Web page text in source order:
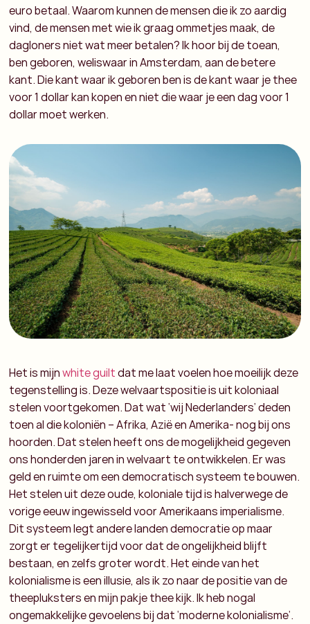
euro betaal. Waarom kunnen de mensen die ik zo aardig
vind, de mensen met wie ik graag ommetjes maak, de
dagloners niet wat meer betalen? Ik hoor bij de toean,
ben geboren, weliswaar in Amsterdam, aan de betere
kant. Die kant waar ik geboren ben is de kant waar je thee
voor 1 dollar kan kopen en niet die waar je een dag voor 1
dollar moet werken.
Het is mijnwhite guiltdat me laat voelen hoe moeilijk deze
tegenstelling is. Deze welvaartspositie is uit koloniaal
stelen voortgekomen. Dat wat ‘wij Nederlanders’ deden
toen al die koloniën – Afrika, Azië en Amerika- nog bij ons
hoorden. Dat stelen heeft ons de mogelijkheid gegeven
ons honderden jaren in welvaart te ontwikkelen. Er was
geld en ruimte om een democratisch systeem te bouwen.
Het stelen uit deze oude, koloniale tijd is halverwege de
vorige eeuw ingewisseld voor Amerikaans imperialisme.
Dit systeem legt andere landen democratie op maar
zorgt er tegelijkertijd voor dat de ongelijkheid blijft
bestaan, en zelfs groter wordt. Het einde van het
kolonialisme is een illusie, als ik zo naar de positie van de
theepluksters en mijn pakje thee kijk. Ik heb nogal
ongemakkelijke gevoelens bij dat ‘moderne kolonialisme’.